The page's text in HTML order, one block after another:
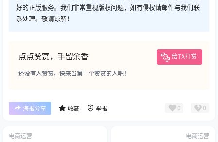
好的正版服务。我们非常重视版权问题，如有侵权请邮件与我们联
系处理。敬请谅解！
点点赞赏，手留余香 给TA打赏
还没有人赞赏，快来当第一个赞赏的人吧！
海报分享 收藏 举报 0 0
电商运营 电商运营